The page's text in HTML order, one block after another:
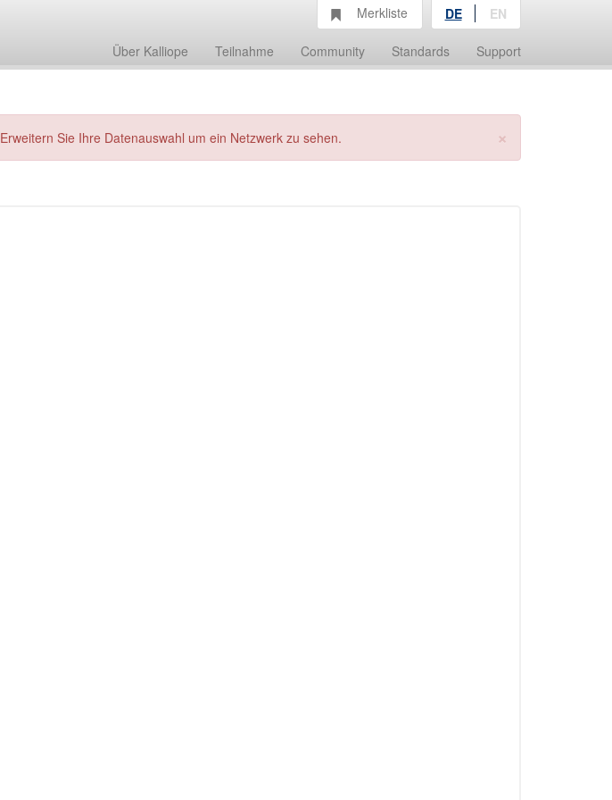
Über Kalliope Teilnahme Community Standards Support
Merkliste DE EN
×
Erweitern Sie Ihre Datenauswahl um ein Netzwerk zu sehen.